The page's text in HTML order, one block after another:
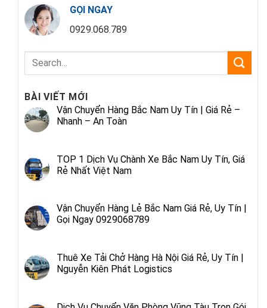
GỌI NGAY
0929.068.789
BÀI VIẾT MỚI
Vận Chuyển Hàng Bắc Nam Uy Tín | Giá Rẻ –
Nhanh – An Toàn
TOP 1 Dịch Vụ Chành Xe Bắc Nam Uy Tín, Giá
Rẻ Nhất Việt Nam
Vận Chuyển Hàng Lẻ Bắc Nam Giá Rẻ, Uy Tín |
Gọi Ngay 0929068789
Thuê Xe Tải Chở Hàng Hà Nội Giá Rẻ, Uy Tín |
Nguyễn Kiên Phát Logistics